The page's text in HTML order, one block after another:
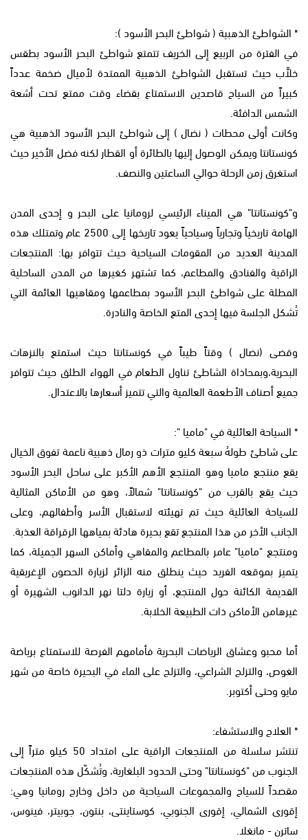
* الشواطئ الذهبية ( شواطئ البحر الأسود ):
في الفترة من الربيع إلى الخريف تتمتع شواطئ البحر الأسود بطقس
خلاَّب حيث تستقبل الشواطئ الذهبية الممتدة لأميال ضخمة عدداً
كبيراً من السياح قاصدين الاستمتاع بقضاء وقت ممتع تحت أشعة
الشمس الدافئة.
وكانت أولى محطات ( نضال ) إلى شواطئ البحر الأسود الذهبية هي
كونستانتا ويمكن الوصول إليها بالطائرة أو القطار لكنه فضل الأخير حيث
استغرق زمن الرحلة حوالي الساعتين والنصف.
و"كونستانتا" هي الميناء الرئيسي لرومانيا على البحر و إحدى المدن
الهامة تاريخياً وتجارياً وسياحياً يعود تاريخها إلى 2500 عام وتمتلك هذه
المدينة العديد من المقومات السياحية حيث تتوافر بها: المنتجعات
الراقية والفنادق والمطاعم، كما تشتهر كغيرها من المدن الساحلية
المطلة على شواطئ البحر الأسود بمطاعمها ومقاهيها العائمة التي
تُشكل الجلسة فيها إحدى المتع الخاصة والنادرة.
وقضى (نضال ) وقتاً طيباً في كونستانتا حيث استمتع بالنزهات
البحرية،وبمحاذاة الشاطئ تناول الطعام في الهواء الطلق حيث تتوافر
جميع أصناف الأطعمة العالمية والتي تتميز أسعارها بالاعتدال.
* السياحة العائلية في "ماميا ":
على شاطئ طولهُ سبعة كليو مترات ذو رمال ذهبية ناعمة تفوق الخيال
يقع منتجع ماميا وهو المنتجع الأهم الأكبر على ساحل البحر الأسود
حيث يقع بالقرب من "كونستانتا" شمالاً، وهو من الأماكن المثالية
للسياحة العائلية حيث تم تهيئته لاستقبال الأسر وأطفالهم، وعلى
الجانب الأخر من هذا المنتجع تقع بحيرة هادئة بمياهها الرقراقة العذبة.
ومنتجع "ماميا" عامر بالمطاعم والمقاهي وأماكن السهر الجميلة، كما
يتميز بموقعه الفريد حيث ينطلق منه الزائر لزيارة الحصون الإغريقية
القديمة الكائنة حول المنتجع، أو زيارة دلتا نهر الدانوب الشهيرة أو
غيرهامن الأماكن ذات الطبيعة الخلابة.
أما محبو وعشاق الرياضات البحرية فأمامهم الفرصة للاستمتاع برياضة
الغوص، والتزلج الشراعي، والتزلج على الماء في البحيرة خاصة من شهر
مايو وحتى أكتوبر.
* العلاج والاستشفاء:
تنتشر سلسلة من المنتجعات الراقية على امتداد 50 كيلو متراً إلى
الجنوب من "كونستانتا" وحتى الحدود البلغارية، وتُشكّل هذه المنتجعات
مقصداً للسياح والمجموعات السياحية من داخل وخارج رومانيا وهي:
إقورى الشمالي، إقورى الجنوبي، كوستاينتى، بنتون، جوبيتر، فينوس،
ساترن - مانغلا.